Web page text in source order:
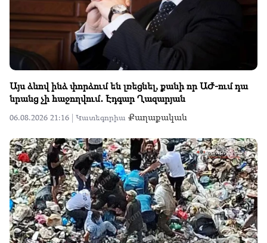
Այս ձևով ինձ փորձում են լռեցնել, քանի որ ԱԺ-ում դա
նրանց չի հաջողվում․ Էդգար Ղազարյան
06.08.2026 21:16 | Կատեգորիա Քաղաքական